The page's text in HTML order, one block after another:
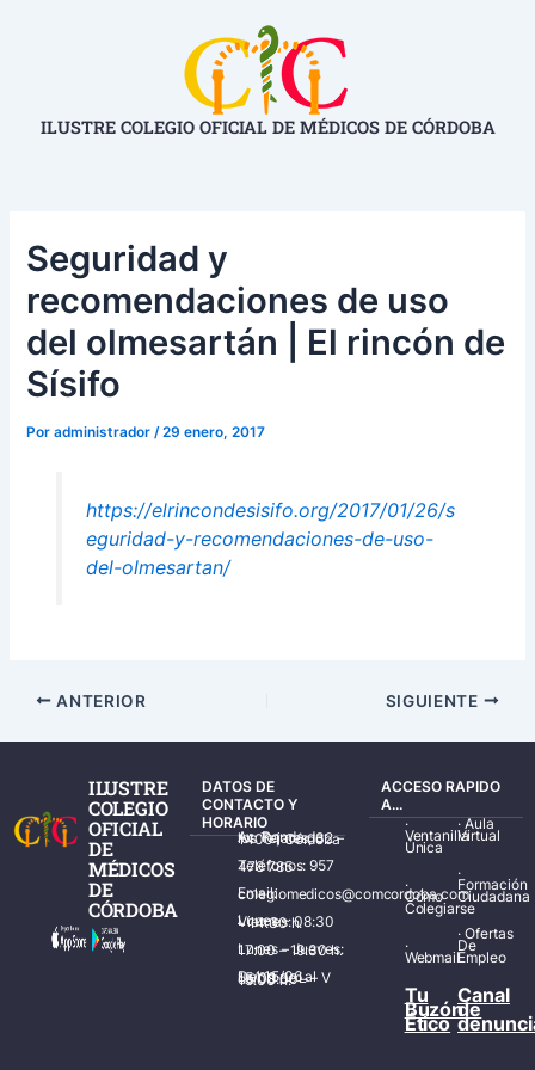
ILUSTRE COLEGIO OFICIAL DE MÉDICOS DE CÓRDOBA
Seguridad y
recomendaciones de uso
del olmesartán | El rincón de
Sísifo
Poradministrador /29 enero, 2017
https://elrincondesisifo.org/2017/01/26/s
eguridad-y-recomendaciones-de-uso-
del-olmesartan/
ANTERIOR SIGUIENTE
ILUSTRE
COLEGIO
OFICIAL
DE
MÉDICOS
DE
CÓRDOBA
DATOS DE
CONTACTO Y
HORARIO
Av. Ronda de los Tejares, 32 – 14001 Córdoba
Teléfonos: 957 478 785
Email: colegiomedicos@comcordoba.com
Lunes – Viernes: 08:30 – 14:30 h.
Lunes – Jueves: 17:00 – 19:30 h.
Del 15/06 al 15/09 de L – V de 08:00 – 15:00 h.
ACCESO RAPIDO
A...
·
Ventanilla
Única
·
Cómo
Colegiarse
·
Webmail
·Aula
Virtual
·
Formación
Ciudadana
·Ofertas
De
Empleo
Tu
Buzón
Ético
Canal
de